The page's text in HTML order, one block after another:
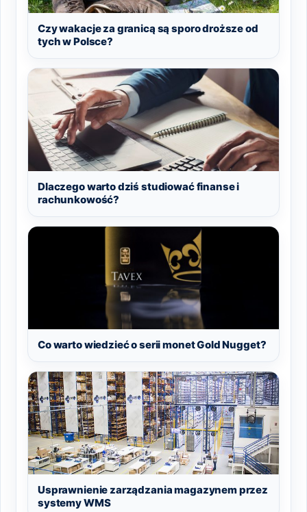
Czy wakacje za granicą są sporo droższe od
tych w Polsce?
Dlaczego warto dziś studiować finanse i
rachunkowość?
Co warto wiedzieć o serii monet Gold Nugget?
Usprawnienie zarządzania magazynem przez
systemy WMS